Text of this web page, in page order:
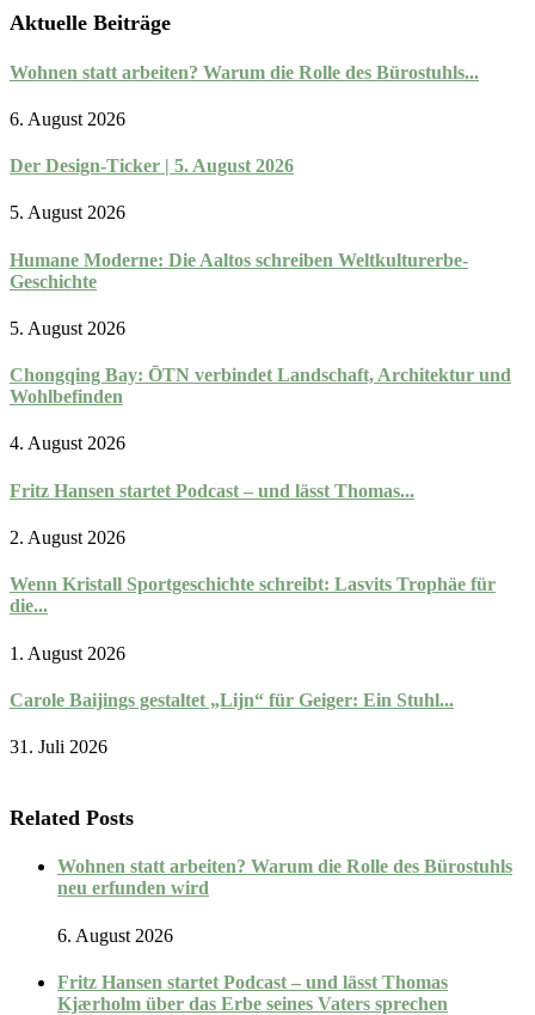
Aktuelle Beiträge
Wohnen statt arbeiten? Warum die Rolle des Bürostuhls...
6. August 2026
Der Design-Ticker | 5. August 2026
5. August 2026
Humane Moderne: Die Aaltos schreiben Weltkulturerbe-
Geschichte
5. August 2026
Chongqing Bay: ŌTN verbindet Landschaft, Architektur und
Wohlbefinden
4. August 2026
Fritz Hansen startet Podcast – und lässt Thomas...
2. August 2026
Wenn Kristall Sportgeschichte schreibt: Lasvits Trophäe für
die...
1. August 2026
Carole Baijings gestaltet „Lijn“ für Geiger: Ein Stuhl...
31. Juli 2026
Related Posts
Wohnen statt arbeiten? Warum die Rolle des Bürostuhls
neu erfunden wird
6. August 2026
Fritz Hansen startet Podcast – und lässt Thomas
Kjærholm über das Erbe seines Vaters sprechen